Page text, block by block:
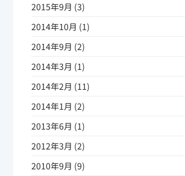
2015年9月 (3)
2014年10月 (1)
2014年9月 (2)
2014年3月 (1)
2014年2月 (11)
2014年1月 (2)
2013年6月 (1)
2012年3月 (2)
2010年9月 (9)